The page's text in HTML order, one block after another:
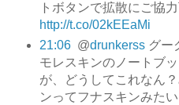
トボタンで拡散にご協
http://t.co/02kEEaMi
21:06 @drunkerssグー
モレスキンのノートブ
が、どうしてこれなん
ンってフナスキンみた